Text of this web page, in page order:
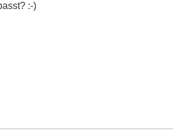
:-)